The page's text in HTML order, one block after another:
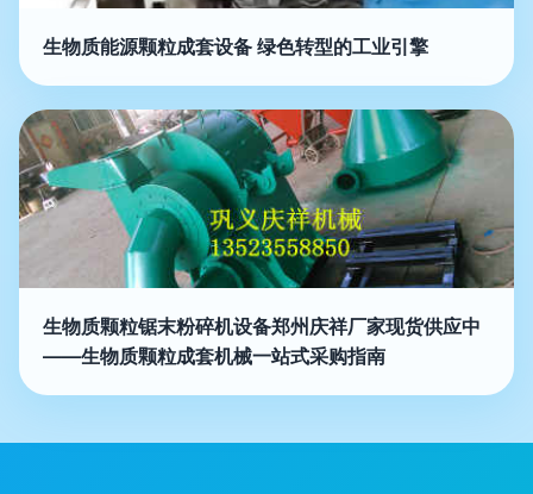
生物质能源颗粒成套设备 绿色转型的工业引擎
生物质颗粒锯末粉碎机设备郑州庆祥厂家现货供应中
——生物质颗粒成套机械一站式采购指南